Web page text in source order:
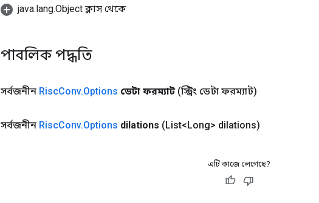
java.lang.Object ক্লাস থেকে
পাবলিক পদ্ধতি
সর্বজনীন RiscConv.Options ডেটা ফরম্যাট (স্ট্রিং ডেটা ফরম্যাট)
সর্বজনীন RiscConv.Options dilations (List<Long> dilations)
এটি কাজে লেগেছে?